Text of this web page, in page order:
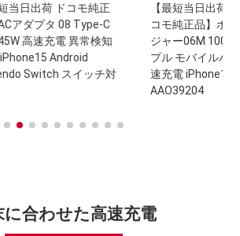
荷 ドコモ純正
プタ 08 Type-C
速充電 異常検知
Android
スイッチ対
【最短当日出荷 送料無
コモ純正品】ポケット
ジャー06M 10000mAh
プル モバイルバッテリ
速充電 iPhone15
AAO39204
に合わせた高速充電